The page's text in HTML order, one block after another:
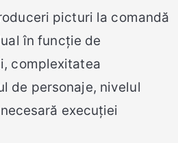
picturi la comandă
în funcție de
complexitatea
de personaje, nivelul
execuției